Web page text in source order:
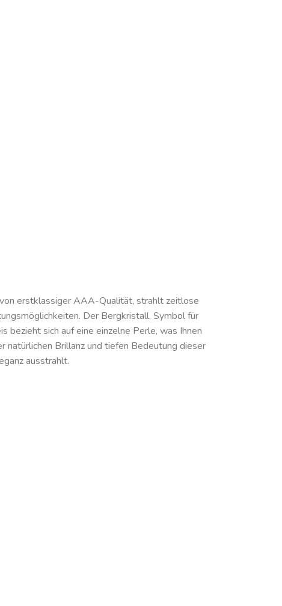
erstklassiger AAA-Qualität, strahlt zeitlose
Der Bergkristall, Symbol für
bezieht sich auf eine einzelne Perle, was Ihnen
natürlichen Brillanz und tiefen Bedeutung dieser
ausstrahlt.